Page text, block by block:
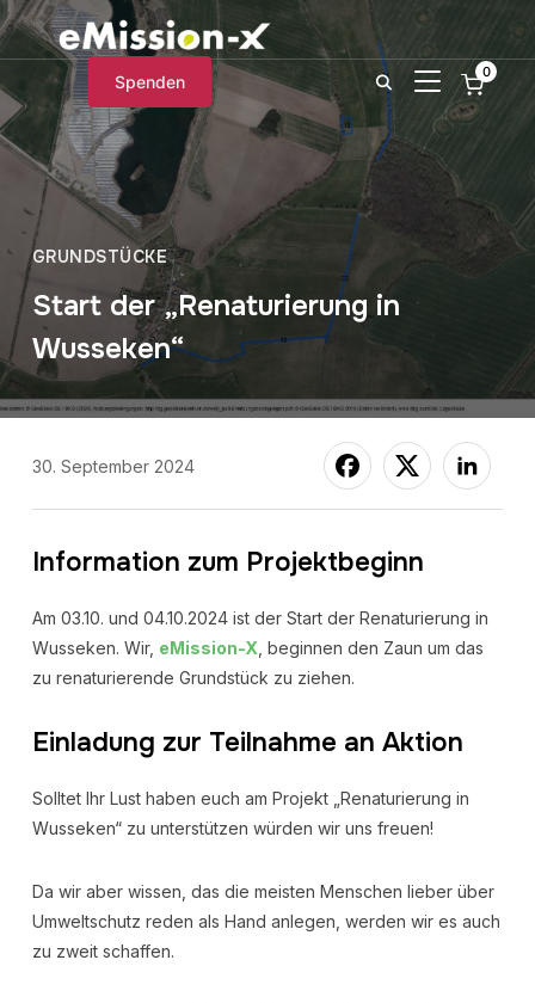
Spenden 0
GRUNDSTÜCKE
Start der „Renaturierung in
Wusseken“
30. September 2024
Information zum Projektbeginn
Am 03.10. und 04.10.2024 ist der Start der Renaturierung in
Wusseken. Wir, eMission-X , beginnen den Zaun um das
zu renaturierende Grundstück zu ziehen.
Einladung zur Teilnahme an Aktion
Solltet Ihr Lust haben euch am Projekt „Renaturierung in
Wusseken“ zu unterstützen würden wir uns freuen!
Da wir aber wissen, das die meisten Menschen lieber über
Umweltschutz reden als Hand anlegen, werden wir es auch
zu zweit schaffen.